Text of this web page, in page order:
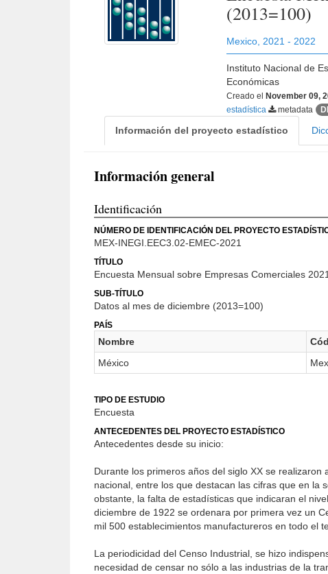
(2013=100)
Mexico 2021 - 2022
Instituto Nacional de
Económicas
Creado el November 09,
estadística
metadata
Información del proyecto estadístico
Información general
Identificación
NÚMERO DE IDENTIFICACIÓN DEL PROYECTO
MEX-INEGI.EEC3.02-EMEC-2021
TÍTULO
Encuesta Mensual sobre Empresas Comerciales
SUB-TÍTULO
Datos al mes de diciembre (2013=100)
PAÍS
Nombre
México
Mex
TIPO DE ESTUDIO
Encuesta
ANTECEDENTES DEL PROYECTO ESTADÍSTICO
Antecedentes desde su inicio:
Durante los primeros años del siglo XX se
nacional, entre los que destacan las cifras que en la
obstante, la falta de estadísticas que indicaran el
diciembre de 1922 se ordenara por primera vez un
mil 500 establecimientos manufactureros en todo el
La periodicidad del Censo Industrial, se hizo
necesidad de censar no sólo a las industrias de la